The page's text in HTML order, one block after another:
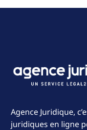
Agence Juridique,
juridiques en ligne